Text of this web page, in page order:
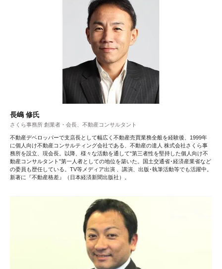
長嶋 修氏
さくら事務所 創業者・会長、不動産コンサルタント
不動産デベロッパーで支店長として幅広く不動産売買業務全般を経験後、1999年
に個人向け不動産コンサルティング会社である、不動産の達人 株式会社さくら事
務所を設立、現会長。以降、様々な活動を通して“第三者性を堅持した個人向け不
動産コンサルタント”第一人者としての地位を築いた。国土交通省･経済産業省など
の委員も歴任している。TV等メディア出演 、講演、出版･執筆活動等でも活躍中。
新著に『不動産格差』（日本経済新聞出版社）。